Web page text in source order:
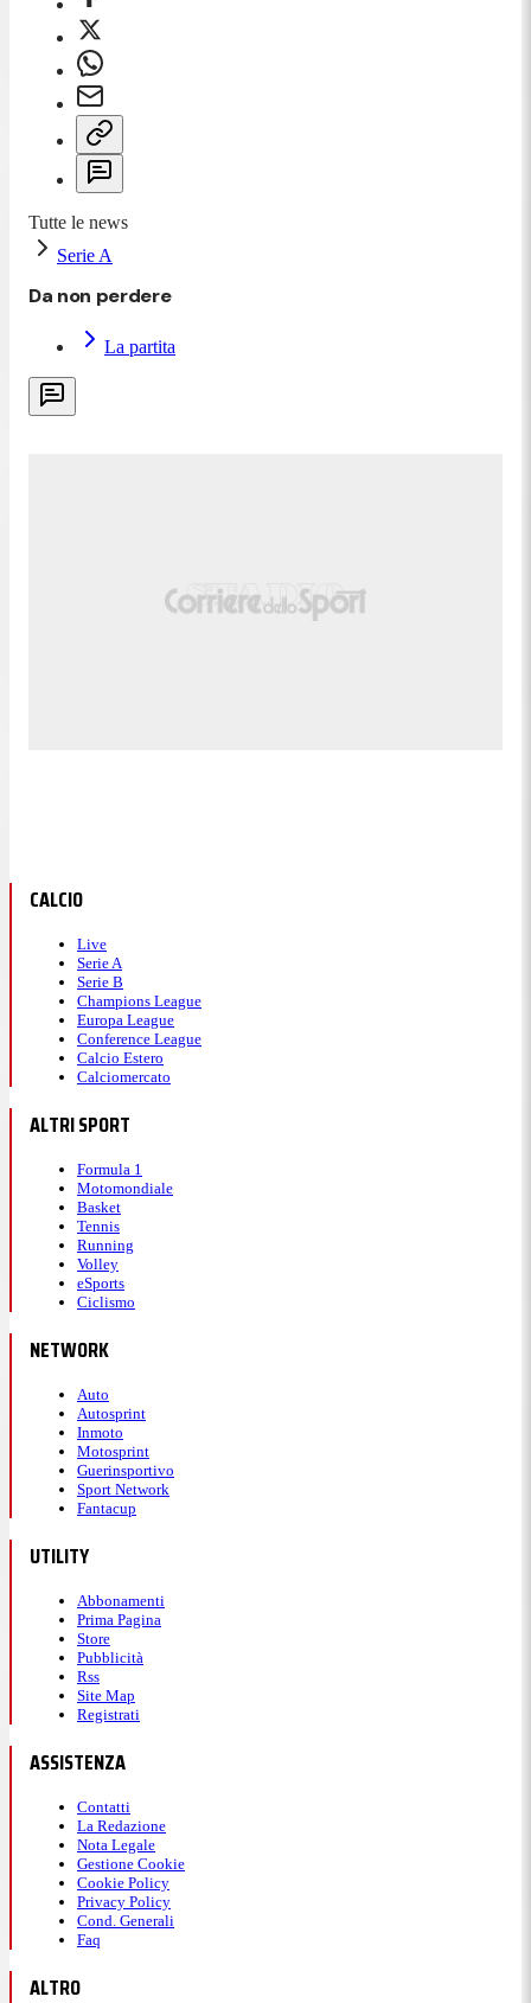
Tutte le news
Serie A
Da non perdere
La partita
CALCIO
Live
Serie A
Serie B
Champions League
Europa League
Conference League
Calcio Estero
Calciomercato
ALTRI SPORT
Formula 1
Motomondiale
Basket
Tennis
Running
Volley
eSports
Ciclismo
NETWORK
Auto
Autosprint
Inmoto
Motosprint
Guerinsportivo
Sport Network
Fantacup
UTILITY
Abbonamenti
Prima Pagina
Store
Pubblicità
Rss
Site Map
Registrati
ASSISTENZA
Contatti
La Redazione
Nota Legale
Gestione Cookie
Cookie Policy
Privacy Policy
Cond. Generali
Faq
ALTRO